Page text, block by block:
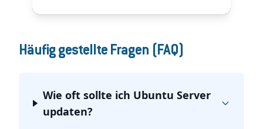
Häufig gestellte Fragen (FAQ)
Wie oft sollte ich Ubuntu Server
updaten?